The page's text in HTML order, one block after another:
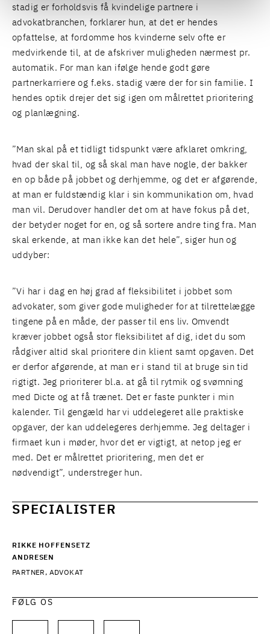
stadig er forholdsvis få kvindelige partnere i
advokatbranchen, forklarer hun, at det er hendes
opfattelse, at fordomme hos kvinderne selv ofte er
medvirkende til, at de afskriver muligheden nærmest pr.
automatik. For man kan ifølge hende godt gøre
partnerkarriere og f.eks. stadig være der for sin familie. I
hendes optik drejer det sig igen om målrettet prioritering
og planlægning.
”Man skal på et tidligt tidspunkt være afklaret omkring,
hvad der skal til, og så skal man have nogle, der bakker
en op både på jobbet og derhjemme, og det er afgørende,
at man er fuldstændig klar i sin kommunikation om, hvad
man vil. Derudover handler det om at have fokus på det,
der betyder noget for en, og så sortere andre ting fra. Man
skal erkende, at man ikke kan det hele”, siger hun og
uddyber:
”Vi har i dag en høj grad af fleksibilitet i jobbet som
advokater, som giver gode muligheder for at tilrettelægge
tingene på en måde, der passer til ens liv. Omvendt
kræver jobbet også stor fleksibilitet af dig, idet du som
rådgiver altid skal prioritere din klient samt opgaven. Det
er derfor afgørende, at man er i stand til at bruge sin tid
rigtigt. Jeg prioriterer bl.a. at gå til rytmik og svømning
med Dicte og at få trænet. Det er faste punkter i min
kalender. Til gengæld har vi uddelegeret alle praktiske
opgaver, der kan uddelegeres derhjemme. Jeg deltager i
firmaet kun i møder, hvor det er vigtigt, at netop jeg er
med. Det er målrettet prioritering, men det er
nødvendigt”, understreger hun.
SPECIALISTER
RIKKE HOFFENSETZ
ANDRESEN
PARTNER, ADVOKAT
FØLG OS